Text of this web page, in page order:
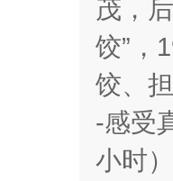
茂，
饺”，
饺、
-感受
小时）